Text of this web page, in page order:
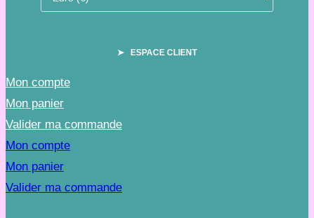
➤ ESPACE CLIENT
Mon compte
Mon panier
Valider ma commande
Mon compte
Mon panier
Valider ma commande